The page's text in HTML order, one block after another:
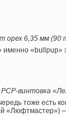
орех 6,35 мм (90
«bullpup»
PCP-винтовка
тоже есть
«Люфтмастер»)